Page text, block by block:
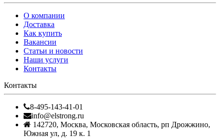
О компании
Доставка
Как купить
Вакансии
Статьи и новости
Наши услуги
Контакты
Контакты
8-495-143-41-01
info@elstrong.ru
142720, Москва, Московская область, рп Дрожжино,
Южная ул, д. 19 к. 1